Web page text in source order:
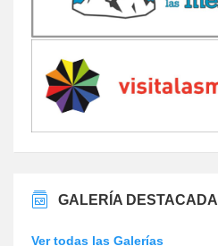
GALERÍA DESTACADA
Ver todas las Galerías